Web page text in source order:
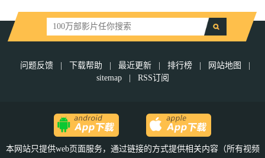
问题反馈 下载帮助 最近更新 排行榜 网站地图
sitemap
RSS订阅
本网站只提供web页面服务，通过链接的方式提供相关内容（所有视频